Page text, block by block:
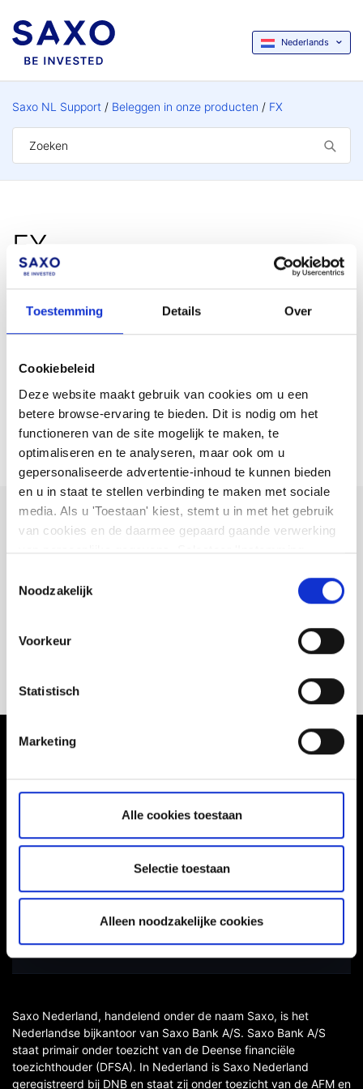
Toestemming Details Over
Cookiebeleid
Deze website maakt gebruik van cookies om u een
betere browse-ervaring te bieden. Dit is nodig om het
functioneren van de site mogelijk te maken, te
optimaliseren en te analyseren, maar ook om u
gepersonaliseerde advertentie-inhoud te kunnen bieden
en u in staat te stellen verbinding te maken met sociale
media. Als u 'Toestaan' kiest, stemt u in met het gebruik
van cookies en de daarmee gepaard gaande verwerking
van persoonlijke gegevens. Selecteer 'Instemming
kunt te allen tijde uw voorkeuren wijzigen of uw
instemming intrekken op de pagina met cookiebeleid. U
ons privacybeleid
hierbekijken
Noodzakelijk
Voorkeur
Statistisch
Marketing
Alle cookies toestaan
Selectie toestaan
Alleen noodzakelijke cookies
Nederlands
Saxo NL Support Beleggen in onze producten FX
FX
Belangrijke Forex termen
Belangrijke informatie Forex
Kunt u niet vinden wat u
zoekt?
We laten u zien hoe u contact met ons kunt opnemen.
Risicowaarschuwing
Gebruikersvoorwaarden
Depositogarantiestelsel
Saxo Nederland, handelend onder de naam Saxo, is het
Nederlandse bijkantoor van Saxo Bank A/S. Saxo Bank A/S
staat primair onder toezicht van de Deense financiële
toezichthouder (DFSA). In Nederland is Saxo Nederland
geregistreerd bij DNB en staat zij onder toezicht van de AFM en